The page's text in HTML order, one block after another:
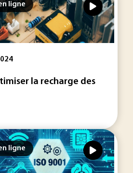
ligne
la recharge des
ligne